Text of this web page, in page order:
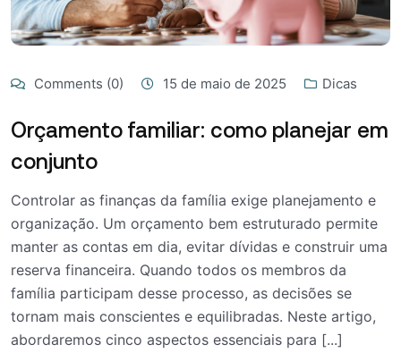
Comments (0) 15 de maio de 2025 Dicas
Orçamento familiar: como planejar em
conjunto
Controlar as finanças da família exige planejamento e
organização. Um orçamento bem estruturado permite
manter as contas em dia, evitar dívidas e construir uma
reserva financeira. Quando todos os membros da
família participam desse processo, as decisões se
tornam mais conscientes e equilibradas. Neste artigo,
abordaremos cinco aspectos essenciais para [...]